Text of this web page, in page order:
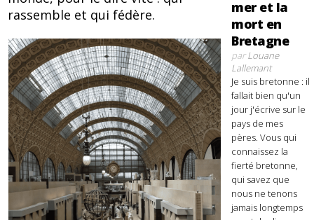
rassemble et qui fédère.
mer et la
mort en
Bretagne
parLouane
Lallemant
Je suis bretonne : il
fallait bien qu'un
jour j'écrive sur le
pays de mes
pères. Vous qui
connaissez la
fierté bretonne,
qui savez que
nous ne tenons
jamais longtemps